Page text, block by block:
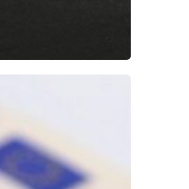
Home
Despre
Evenimente